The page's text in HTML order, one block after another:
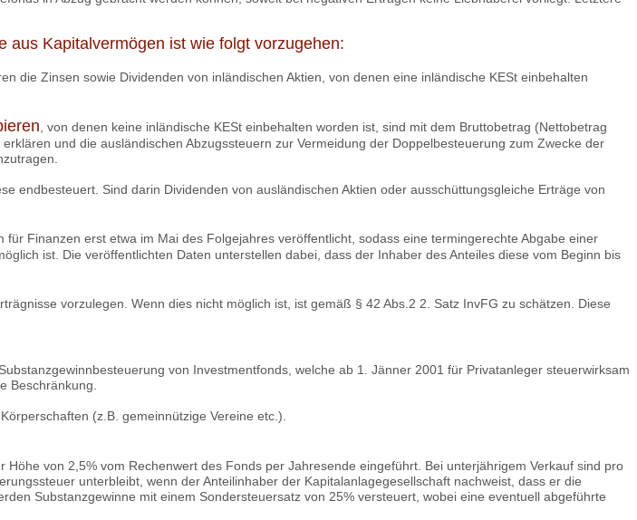
aus Kapitalvermögen ist wie folgt vorzugehen:
die Zinsen sowie Dividenden von inländischen Aktien, von denen eine inländische KESt einbehalten
, von denen keine inländische KESt einbehalten worden ist, sind mit dem Bruttobetrag (Nettobetrag
und die ausländischen Abzugssteuern zur Vermeidung der Doppelbesteuerung zum Zwecke der
endbesteuert. Sind darin Dividenden von ausländischen Aktien oder ausschüttungsgleiche Erträge von
für Finanzen erst etwa im Mai des Folgejahres veröffentlicht, sodass eine termingerechte Abgabe einer
ist. Die veröffentlichten Daten unterstellen dabei, dass der Inhaber des Anteiles diese vom Beginn bis
vorzulegen. Wenn dies nicht möglich ist, ist gemäß § 42 Abs.2 2. Satz InvFG zu schätzen. Diese
von Investmentfonds, welche ab 1. Jänner 2001 für Privatanleger steuerwirksam
Beschränkung.
(z.B. gemeinnützige Vereine etc.).
von 2,5% vom Rechenwert des Fonds per Jahresende eingeführt. Bei unterjährigem Verkauf sind pro
unterbleibt, wenn der Anteilinhaber der Kapitalanlagegesellschaft nachweist, dass er die
Substanzgewinne mit einem Sondersteuersatz von 25% versteuert, wobei eine eventuell abgeführte